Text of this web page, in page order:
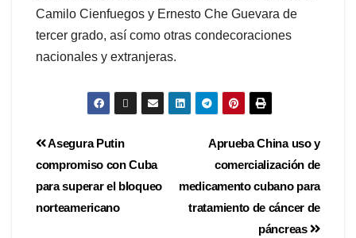
Camilo Cienfuegos y Ernesto Che Guevara de
tercer grado, así como otras condecoraciones
nacionales y extranjeras.
Aprueba China uso y
comercialización de
medicamento cubano para
tratamiento de cáncer de
páncreas
Asegura Putin
compromiso con Cuba
para superar el bloqueo
norteamericano